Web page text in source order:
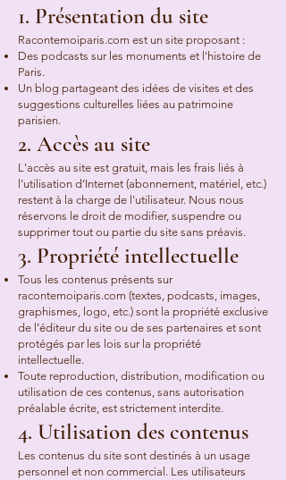
1. Présentation du site
Racontemoiparis.com est un site proposant :
Des podcasts sur les monuments et l'histoire de
Paris.
Un blog partageant des idées de visites et des
suggestions culturelles liées au patrimoine
parisien.
2. Accès au site
L'accès au site est gratuit, mais les frais liés à
l'utilisation d’Internet (abonnement, matériel, etc.)
restent à la charge de l'utilisateur. Nous nous
réservons le droit de modifier, suspendre ou
supprimer tout ou partie du site sans préavis.
3. Propriété intellectuelle
Tous les contenus présents sur
racontemoiparis.com (textes, podcasts, images,
graphismes, logo, etc.) sont la propriété exclusive
de l’éditeur du site ou de ses partenaires et sont
protégés par les lois sur la propriété
intellectuelle.
Toute reproduction, distribution, modification ou
utilisation de ces contenus, sans autorisation
préalable écrite, est strictement interdite.
4. Utilisation des contenus
Les contenus du site sont destinés à un usage
personnel et non commercial. Les utilisateurs